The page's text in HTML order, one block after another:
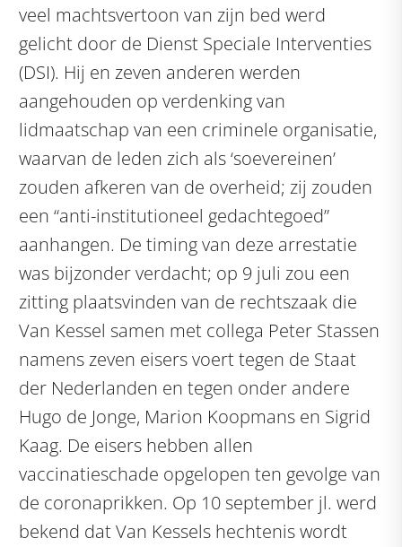
veel machtsvertoon van zijn bed werd
gelicht door de Dienst Speciale Interventies
(DSI). Hij en zeven anderen werden
aangehouden op verdenking van
lidmaatschap van een criminele organisatie,
waarvan de leden zich als ‘soevereinen’
zouden afkeren van de overheid; zij zouden
een “anti-institutioneel gedachtegoed”
aanhangen. De timing van deze arrestatie
was bijzonder verdacht; op 9 juli zou een
zitting plaatsvinden van de rechtszaak die
Van Kessel samen met collega Peter Stassen
namens zeven eisers voert tegen de Staat
der Nederlanden en tegen onder andere
Hugo de Jonge, Marion Koopmans en Sigrid
Kaag. De eisers hebben allen
vaccinatieschade opgelopen ten gevolge van
de coronaprikken. Op 10 september jl. werd
bekend dat Van Kessels hechtenis wordt